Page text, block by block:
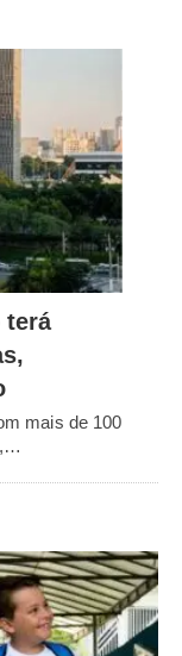
terá
mais de 100